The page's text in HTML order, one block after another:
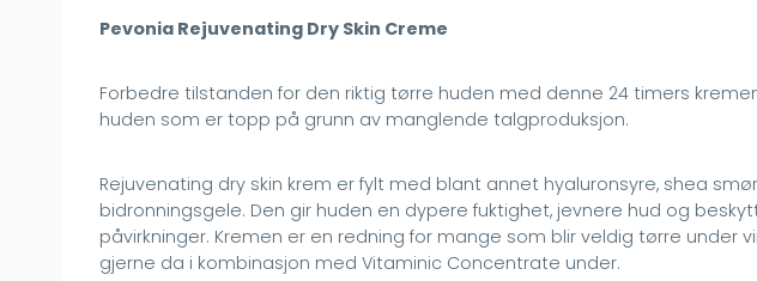
Pevonia Rejuvenating Dry Skin Creme
Forbedre tilstanden for den riktig tørre huden med denne 24 timers
huden som er topp på grunn av manglende talgproduksjon.
Rejuvenating dry skin krem er fylt med blant annet hyaluronsyre, shea
bidronningsgele. Den gir huden en dypere fuktighet, jevnere hud og
påvirkninger. Kremen er en redning for mange som blir veldig tørre under
gjerne da i kombinasjon med Vitaminic Concentrate under.